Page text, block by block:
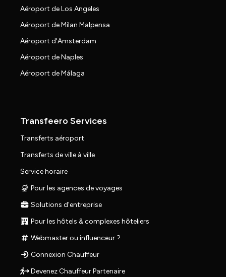
Aéroport de Los Angeles
Aéroport de Milan Malpensa
Aéroport d'Amsterdam
Aéroport de Naples
Aéroport de Málaga
Transfeero Services
Transferts aéroport
Transferts de ville à ville
Service horaire
Pour les agences de voyages
Solutions d'entreprise
Pour les hôtels & complexes hôteliers
Webmaster ou influenceur ?
Connexion Chauffeur
Devenez Chauffeur Partenaire